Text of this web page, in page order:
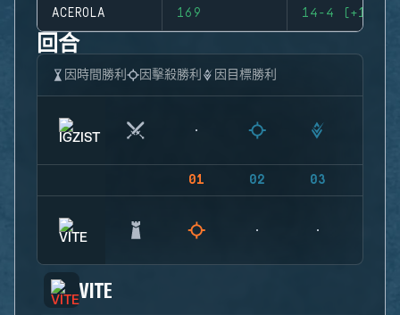
ACEROLA 169 14-4 (+10)
回合
因時間勝利 因擊殺勝利 因目標勝利
01 02 03
VITE